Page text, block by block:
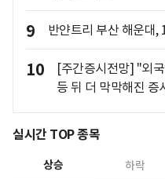
9 반얀트리 부산 해운대,
10
[주간증시전망] "외
등 뒤 더 막막해진 증
실시간 TOP 종목
상승 하락